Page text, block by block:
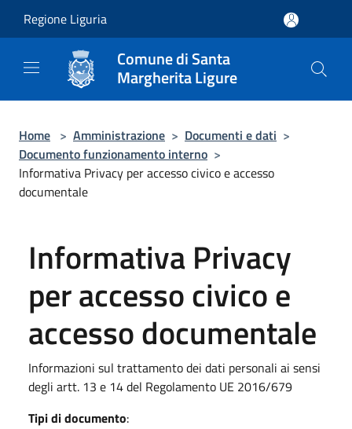
Regione Liguria
Comune di Santa
Margherita Ligure
Home > Amministrazione > Documenti e dati >
Documento funzionamento interno >
Informativa Privacy per accesso civico e accesso
documentale
Informativa Privacy
per accesso civico e
accesso documentale
Informazioni sul trattamento dei dati personali ai sensi
degli artt. 13 e 14 del Regolamento UE 2016/679
Tipi di documento: